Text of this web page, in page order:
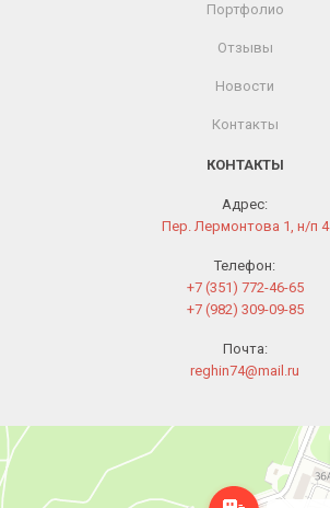
Портфолио
Отзывы
Новости
Контакты
КОНТАКТЫ
Адрес:
Пер. Лермонтова 1, н/п 4
Телефон:
+7 (351) 772-46-65
+7 (982) 309-09-85
Почта:
reghin74@mail.ru
Челябинск
Переулок Лермонтова, 1 — Яндекс Карты